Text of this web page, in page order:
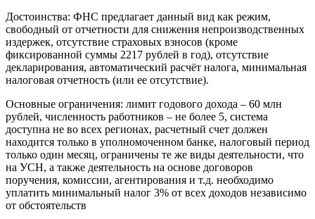
Достоинства: ФНС предлагает данный вид как режим,
свободный от отчетности для снижения непроизводственных
издержек, отсутствие страховых взносов (кроме
фиксированной суммы 2217 рублей в год), отсутствие
декларирования, автоматический расчёт налога, минимальная
налоговая отчетность (или ее отсутствие).
Основные ограничения: лимит годового дохода – 60 млн
рублей, численность работников – не более 5, система
доступна не во всех регионах, расчетный счет должен
находится только в уполномоченном банке, налоговый период
только один месяц, ограничены те же виды деятельности, что
на УСН, а также деятельность на основе договоров
поручения, комиссии, агентирования и т.д. необходимо
уплатить минимальный налог 3% от всех доходов независимо
от обстоятельств